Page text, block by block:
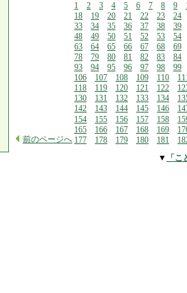
前のページへ
1 2 3 4 5 6 7 8 9
18
19 20 21 22 23
24
33
34 35 36 37 38
39
48
49 50 51 52 53
54
63
64 65 66 67 68
69
78
79 80 81 82 83
84
93
94 95 96 97 98
99
106
107 108 109 110
118
119 120 121 122
130
131 132 133 134
142
143 144 145 146
154
155 156 157 158
165
166 167 168 169
177
178 179 180 181
▼
「